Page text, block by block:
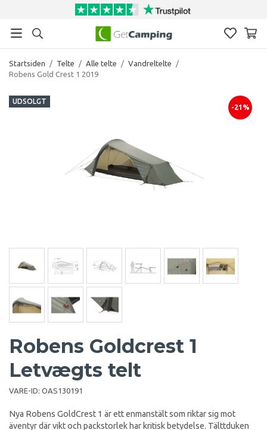
Startsiden / Telte / Alle telte / Vandreltelte
/
Robens Gold Crest 1 2019
UDSOLGT
-21%
Robens Goldcrest 1
Letvægts telt
VARE-ID: OAS130191
Nya Robens GoldCrest 1 är ett enmanstält som riktar sig mot
äventyr där vikt och packstorlek har kritisk betydelse. Tälttduken